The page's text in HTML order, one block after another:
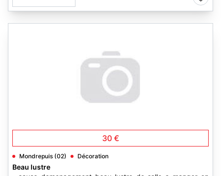
30 €
Mondrepuis (02) Décoration
Beau lustre